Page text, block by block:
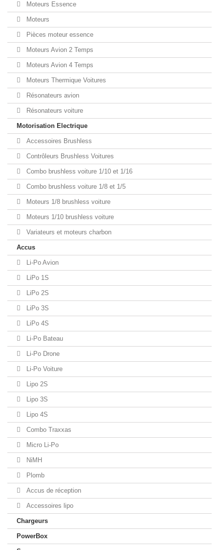
Moteurs Essence
Moteurs
Pièces moteur essence
Moteurs Avion 2 Temps
Moteurs Avion 4 Temps
Moteurs Thermique Voitures
Résonateurs avion
Résonateurs voiture
Motorisation Electrique
Accessoires Brushless
Contrôleurs Brushless Voitures
Combo brushless voiture 1/10 et 1/16
Combo brushless voiture 1/8 et 1/5
Moteurs 1/8 brushless voiture
Moteurs 1/10 brushless voiture
Variateurs et moteurs charbon
Accus
Li-Po Avion
LiPo 1S
LiPo 2S
LiPo 3S
LiPo 4S
Li-Po Bateau
Li-Po Drone
Li-Po Voiture
Lipo 2S
Lipo 3S
Lipo 4S
Combo Traxxas
Micro Li-Po
NiMH
Plomb
Accus de réception
Accessoires lipo
Chargeurs
PowerBox